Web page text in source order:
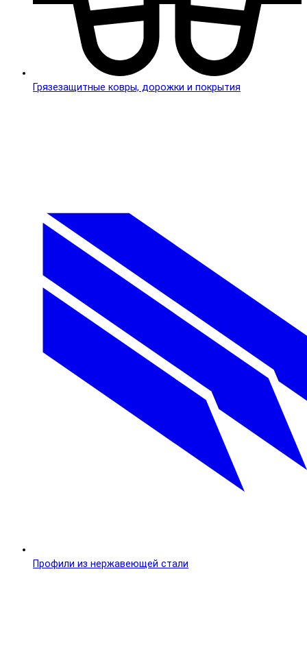
Грязезащитные ковры, дорожки и покрытия
Профили из нержавеющей стали